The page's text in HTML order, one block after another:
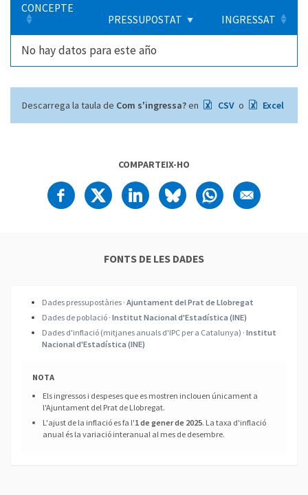
CONCEPTE
PRESSUPOSTAT
INGRESSAT
No hay datos para este año
Descarrega la taula de Com s'ingressa?en CSV o Excel
COMPARTEIX-HO
FONTS DE LES DADES
Dades pressupostàries · Ajuntament del Prat de Llobregat
Dades de població · Institut Nacional d'Estadística (INE)
Dades d'inflació (mitjanes anuals d'IPC per a Catalunya) · Institut
Nacional d'Estadística (INE)
NOTA
Els ingressos i despeses que es mostren inclouen únicament a
l'Ajuntament del Prat de Llobregat.
L'ajust de la inflació es fa l'1 de gener de 2025. La taxa d'inflació
anual és la variació interanual al mes de desembre.